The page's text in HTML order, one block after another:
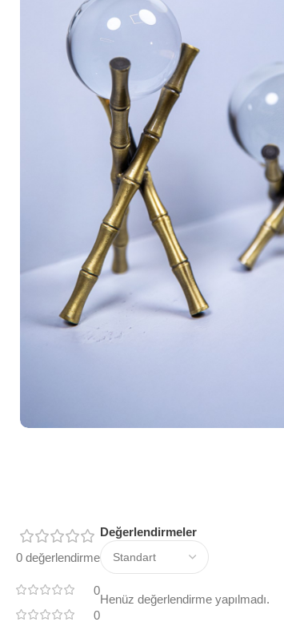
0 değerlendirme
0
0
Değerlendirmeler
Henüz değerlendirme yapılmadı.